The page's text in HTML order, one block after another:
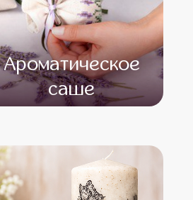
Ароматическое
саше